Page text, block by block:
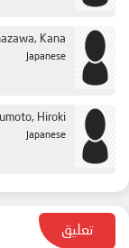
Kana
Japanese
Hiroki
Japanese
تعليق